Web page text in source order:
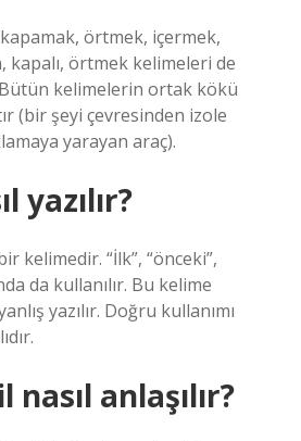
örtmek, içermek,
kapalı, örtmek kelimeleri de
kelimelerin ortak kökü
(bir şeyi çevresinden izole
yarayan araç).
yazılır?
kelimedir. “İlk”, “önceki”,
da kullanılır. Bu kelime
yazılır. Doğru kullanımı
anlaşılır?